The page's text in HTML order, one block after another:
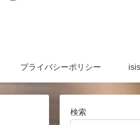
プライバシーポリシー
検索